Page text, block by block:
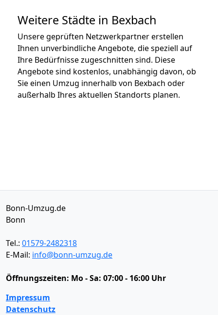
Weitere Städte in Bexbach
Unsere geprüften Netzwerkpartner erstellen
Ihnen unverbindliche Angebote, die speziell auf
Ihre Bedürfnisse zugeschnitten sind. Diese
Angebote sind kostenlos, unabhängig davon, ob
Sie einen Umzug innerhalb von Bexbach oder
außerhalb Ihres aktuellen Standorts planen.
Bonn-Umzug.de
Bonn
Tel.: 01579-2482318
E-Mail: info@bonn-umzug.de
Öffnungszeiten: Mo - Sa: 07:00 - 16:00 Uhr
Impressum
Datenschutz